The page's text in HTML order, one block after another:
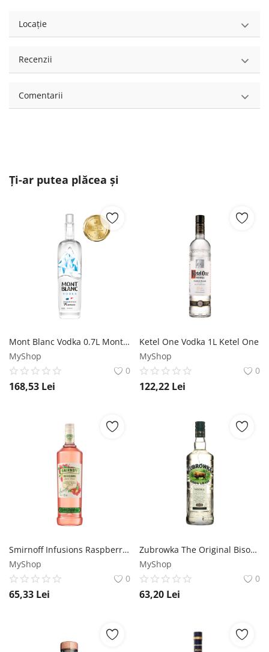
Locație
Recenzii
Comentarii
Ți-ar putea plăcea și
Mont Blanc Vodka 0.7L Mont Blanc Vodka
MyShop
0
168,53 Lei
Ketel One Vodka 1L Ketel One
MyShop
0
122,22 Lei
Smirnoff Infusions Raspberry Rhubarb Vanilla Vodka 1L Smirnoff
MyShop
0
65,33 Lei
Zubrowka The Original Bison Grass Vodka 1L Zubrowka
MyShop
0
63,20 Lei